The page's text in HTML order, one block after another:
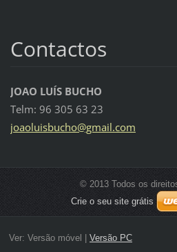
Contactos
JOAO LUÍS BUCHO
Telm: 96 305 63 23
joaoluisbucho@gmail.com
© 2013 Todos os
Crie o seu site grátis
Ver: Versão móvel Versão PC